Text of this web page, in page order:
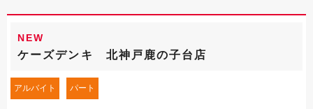
NEW
ケーズデンキ 北神戸鹿の子台店
アルバイト パート